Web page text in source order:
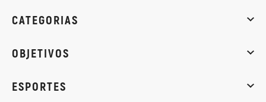
CATEGORIAS
OBJETIVOS
ESPORTES